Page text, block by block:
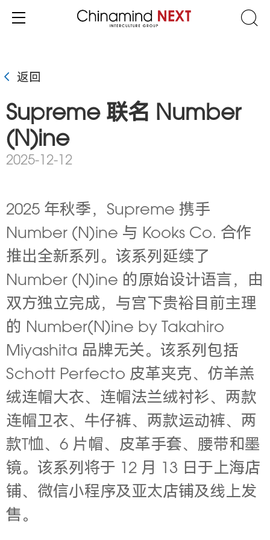
返回
Supreme 联名 Number
(N)ine
2025-12-12
2025 年秋季，Supreme 携手
Number (N)ine 与 Kooks Co. 合作
推出全新系列。该系列延续了
Number (N)ine 的原始设计语言，由
双方独立完成，与宫下贵裕目前主理
的 Number(N)ine by Takahiro
Miyashita 品牌无关。该系列包括
Schott Perfecto 皮革夹克、仿羊羔
绒连帽大衣、连帽法兰绒衬衫、两款
连帽卫衣、牛仔裤、两款运动裤、两
款T恤、6 片帽、皮革手套、腰带和墨
镜。该系列将于 12 月 13 日于上海店
铺、微信小程序及亚太店铺及线上发
售。